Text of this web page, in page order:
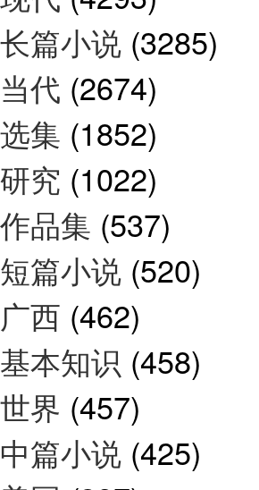
长篇小说 (3285)
当代 (2674)
选集 (1852)
研究 (1022)
作品集 (537)
短篇小说 (520)
广西 (462)
基本知识 (458)
世界 (457)
中篇小说 (425)